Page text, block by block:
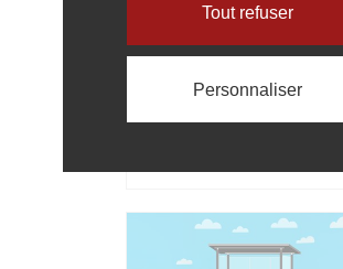
Tout refuser
Personnaliser